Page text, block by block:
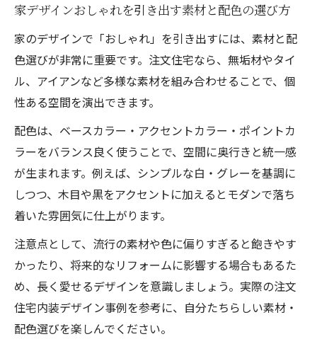
家デザインおしゃれを引き出す素材と配色の選び方
家のデザインで「おしゃれ」を引き出すには、素材と配
色選びが非常に重要です。注文住宅なら、無垢材やタイ
ル、アイアンなど多様な素材を組み合わせることで、個
性ある空間を演出できます。
配色は、ベースカラー・アクセントカラー・ポイントカ
ラーをバランス良く使うことで、空間に奥行きと統一感
が生まれます。例えば、シンプルな白・グレーを基調に
しつつ、木目や黒をアクセントに加えるとモダンで落ち
着いた雰囲気に仕上がります。
注意点として、流行の素材や色に偏りすぎると飽きやす
かったり、将来的なリフォームに影響する場合もあるた
め、長く愛せるデザインを意識しましょう。実際の注文
住宅内装デザイン事例を参考に、自分たちらしい素材・
配色選びを楽しんでください。